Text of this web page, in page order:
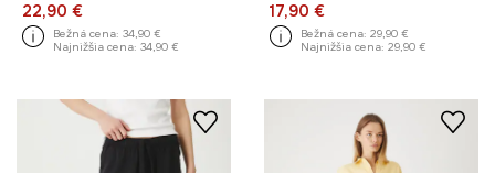
22,90 €
Bežná cena: 34,90 €
Najnižšia cena: 34,90 €
17,90 €
Bežná cena: 29,90 €
Najnižšia cena: 29,90 €